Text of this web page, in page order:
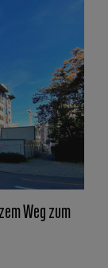
Weg zum